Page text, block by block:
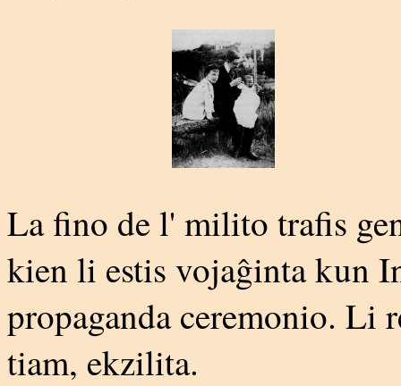
La fino de l' milito trafis
kien li estis vojaĝinta kun
propaganda ceremonio. Li
tiam, ekzilita.